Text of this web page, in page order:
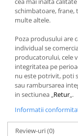
schimbatoare, frane,
multe altele.
Poza produsului are
individual se
producatorului, cele
integritatea pe
nu este potrivit, poti
sau rambursarea
in sectiunea „Retur„.
Informatii
Review-uri(0)